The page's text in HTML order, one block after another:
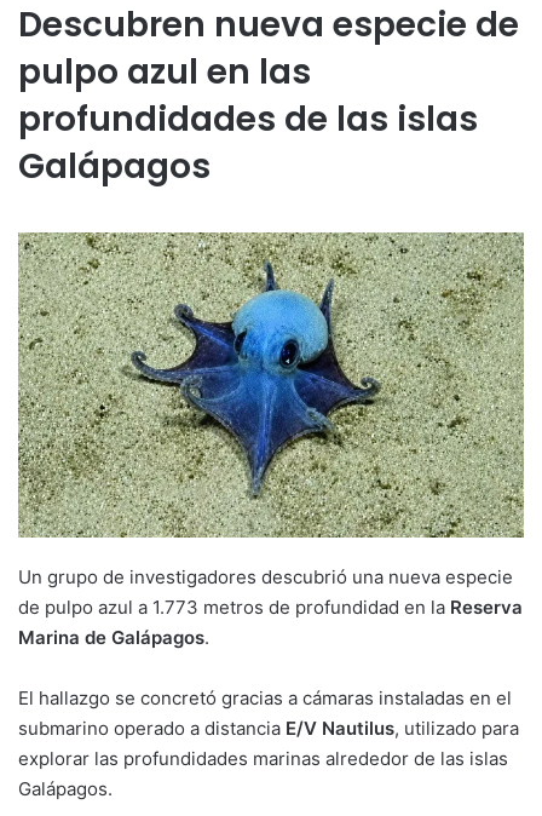
Descubren nueva especie de
pulpo azul en las
profundidades de las islas
Galápagos
Un grupo de investigadores descubrió una nueva especie
de pulpo azul a 1.773 metros de profundidad en la Reserva
Marina de Galápagos.
El hallazgo se concretó gracias a cámaras instaladas en el
submarino operado a distancia E/V Nautilus, utilizado para
explorar las profundidades marinas alrededor de las islas
Galápagos.